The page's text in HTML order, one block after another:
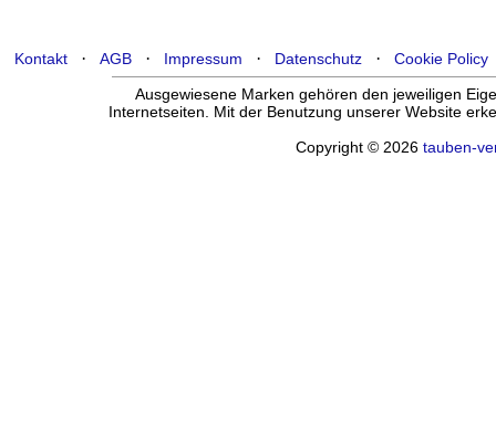
Kontakt· AGB· Impressum · Datenschutz· Cookie Policy
Ausgewiesene Marken gehören den jeweiligen
Internetseiten. Mit der Benutzung unserer Website
Copyright © 2026 tauben-